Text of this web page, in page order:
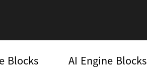
Blocks AI Engine Blocks